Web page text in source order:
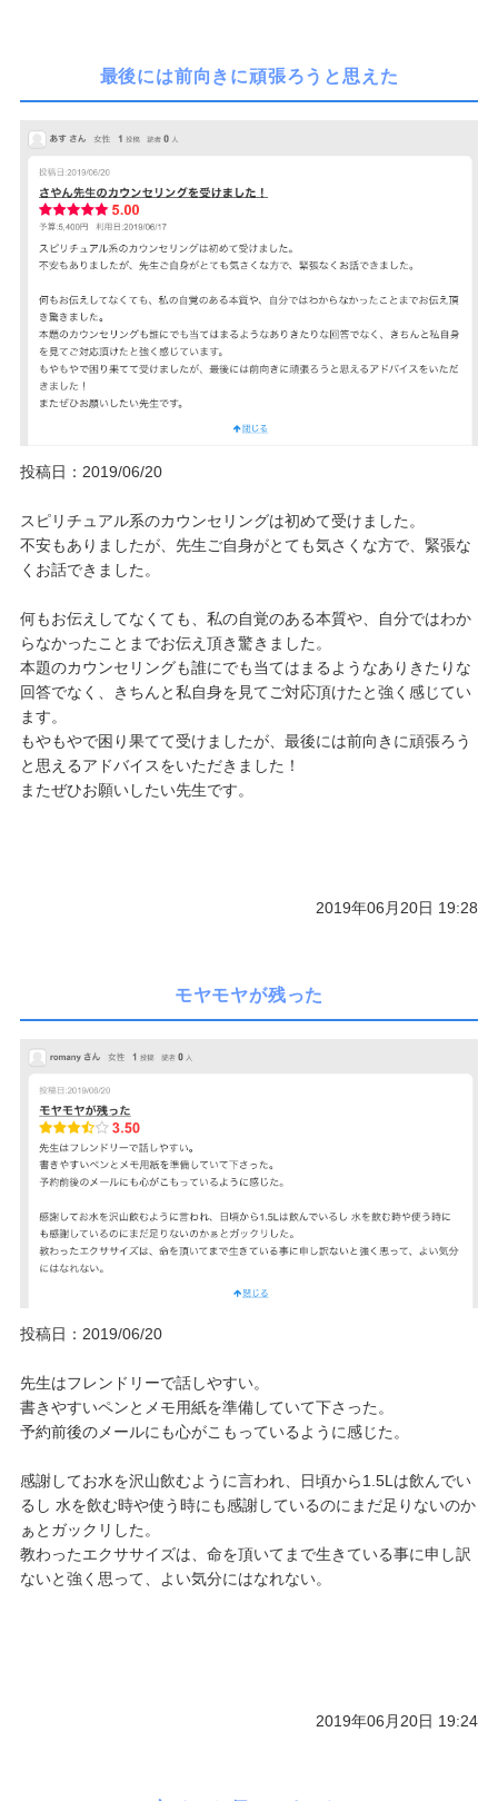
最後には前向きに頑張ろうと思えた
投稿日：2019/06/20
スピリチュアル系のカウンセリングは初めて受けました。
不安もありましたが、先生ご自身がとても気さくな方で、緊張な
くお話できました。
何もお伝えしてなくても、私の自覚のある本質や、自分ではわか
らなかったことまでお伝え頂き驚きました。
本題のカウンセリングも誰にでも当てはまるようなありきたりな
回答でなく、きちんと私自身を見てご対応頂けたと強く感じてい
ます。
もやもやで困り果てて受けましたが、最後には前向きに頑張ろう
と思えるアドバイスをいただきました！
またぜひお願いしたい先生です。
2019年06月20日 19:28
モヤモヤが残った
投稿日：2019/06/20
先生はフレンドリーで話しやすい。
書きやすいペンとメモ用紙を準備していて下さった。
予約前後のメールにも心がこもっているように感じた。
感謝してお水を沢山飲むように言われ、日頃から1.5Lは飲んでい
るし 水を飲む時や使う時にも感謝しているのにまだ足りないのか
ぁとガックリした。
教わったエクササイズは、命を頂いてまで生きている事に申し訳
ないと強く思って、よい気分にはなれない。
2019年06月20日 19:24